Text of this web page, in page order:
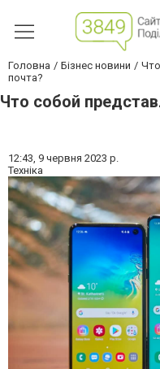
Головна Бізнес новини
почта?
Что собой
12:43, 9 червня 2023 р.
Техніка